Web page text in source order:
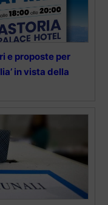
e proposte per
in vista della